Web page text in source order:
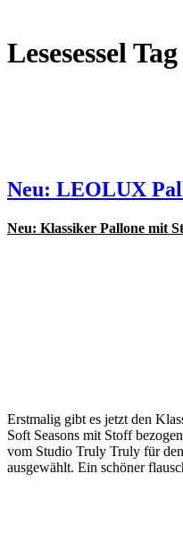
Lesesessel Tag
Neu: LEOLUX
Neu: Klassiker Pallone mit
Erstmalig gibt es jetzt den
Soft Seasons mit Stoff
vom Studio Truly Truly für
ausgewählt. Ein schöner